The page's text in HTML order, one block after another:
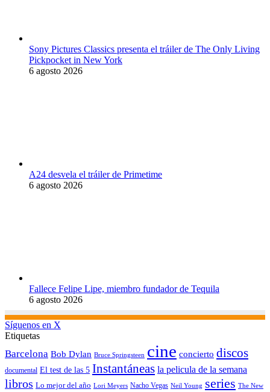
Sony Pictures Classics presenta el tráiler de The Only Living
Pickpocket in New York
6 agosto 2026
A24 desvela el tráiler de Primetime
6 agosto 2026
Fallece Felipe Lipe, miembro fundador de Tequila
6 agosto 2026
Síguenos en X
Etiquetas
Barcelona Bob Dylan Bruce Springsteen cine concierto discos
documental El test de las 5 Instantáneas la pelicula de la semana
libros Lo mejor del año Lori Meyers Nacho Vegas Neil Young series The New